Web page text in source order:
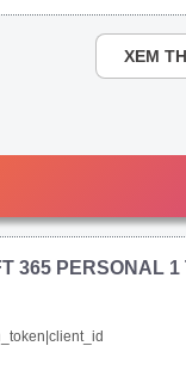
XEM
365 PERSONAL